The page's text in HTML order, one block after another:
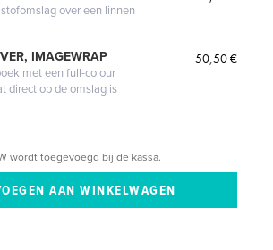
over een linnen
IMAGEWRAP
met een full-colour
direct op de omslag is
50,50 €
wordt toegevoegd bij de kassa.